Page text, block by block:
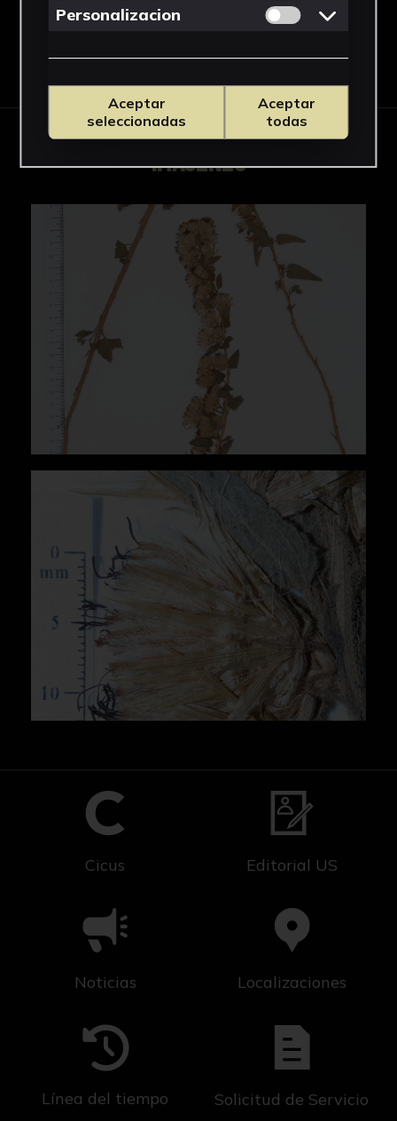
Descargar Ficha
IMÁGENES
Cicus Editorial US
Noticias Localizaciones
Línea del tiempo Solicitud de Servicio
Personalizacion Permitir cookies
Aceptar
seleccionadas
Aceptar
todas